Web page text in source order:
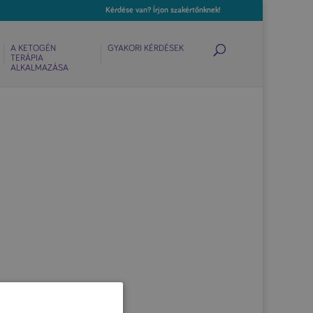
Kérdése van? Írjon szakértőnknek!
A KETOGÉN
TERÁPIA
ALKALMAZÁSA
GYAKORI KÉRDÉSEK